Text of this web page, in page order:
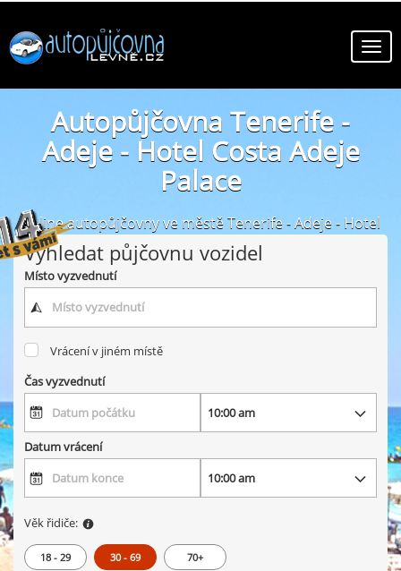
Autopůjčovna Tenerife -
Adeje - Hotel Costa Adeje
Palace
online autopůjčovny ve městě Tenerife - Adeje - Hotel
Costa Adeje Palace
Vyhledat půjčovnu vozidel
Místo vyzvednutí
Vrácení v jiném místě
Čas vyzvednutí
Datum vrácení
Věk řidiče:
18 - 29 30 - 69 70+